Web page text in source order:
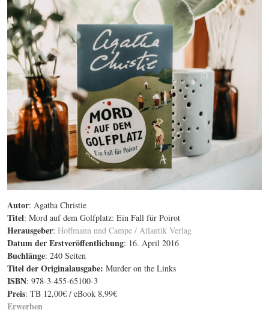
Autor: Agatha Christie
Titel: Mord auf dem Golfplatz: Ein Fall für Poirot
Herausgeber: Hoffmann und Campe / Atlantik Verlag
Datum der Erstveröffentlichung: 16. April 2016
Buchlänge: 240 Seiten
Titel der Originalausgabe: Murder on the Links
ISBN: 978-3-455-65100-3
Preis: TB 12,00€ / eBook 8,99€
Erwerben